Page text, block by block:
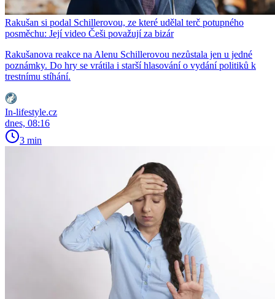
Rakušan si podal Schillerovou, ze které udělal terč potupného
posměchu: Její video Češi považují za bizár
Rakušanova reakce na Alenu Schillerovou nezůstala jen u jedné
poznámky. Do hry se vrátila i starší hlasování o vydání politiků k
trestnímu stíhání.
In-lifestyle.cz
dnes, 08:16
3 min